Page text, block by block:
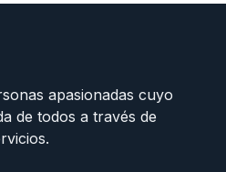
apasionadas cuyo
de todos a través de